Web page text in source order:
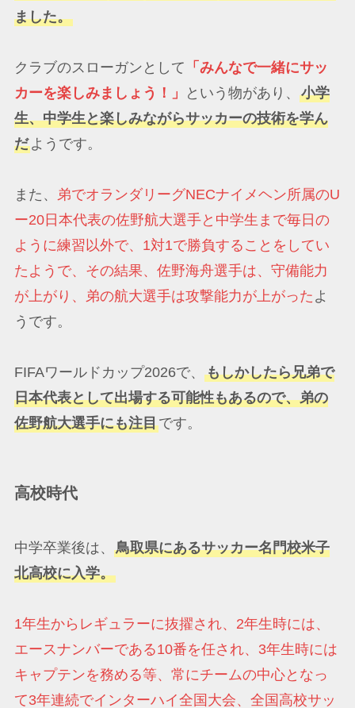
ました。
クラブのスローガンとして 「みんなで一緒にサッ
カーを楽しみましょう！」
という物があり、 小学
生、中学生と楽しみながらサッカーの技術を学ん
だようです。
また、
弟でオランダリーグNECナイメヘン所属のU
ー20日本代表の佐野航大選手と中学生まで毎日の
ように練習以外で、1対1で勝負することをしてい
たようで、その結果、佐野海舟選手は、守備能力
が上がり、弟の航大選手は攻撃能力が上がった よ
うです。
FIFAワールドカップ2026で、 もしかしたら兄弟で
日本代表として出場する可能性もあるので、弟の
佐野航大選手にも注目です。
高校時代
中学卒業後は、 鳥取県にあるサッカー名門校米子
北高校に入学。
1年生からレギュラーに抜擢され、2年生時には、
エースナンバーである10番を任され、3年生時には
キャプテンを務める等、常にチームの中心となっ
て3年連続でインターハイ全国大会、全国高校サッ